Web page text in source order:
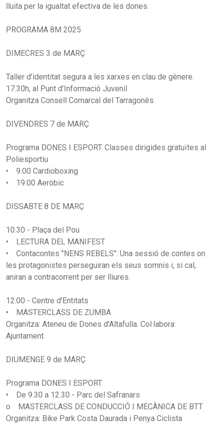
lluita per la igualtat efectiva de les dones.
PROGRAMA 8M 2025
DIMECRES 3 de MARÇ
Taller d'identitat segura a les xarxes en clau de gènere.
17.30h, al Punt d’Informació Juvenil
Organitza Consell Comarcal del Tarragonès
DIVENDRES 7 de MARÇ
Programa DONES I ESPORT. Classes dirigides gratuïtes al
Poliesportiu
• 9.00 Cardioboxing
• 19.00 Aeròbic
DISSABTE 8 DE MARÇ
10.30 - Plaça del Pou
• LECTURA DEL MANIFEST
• Contacontes "NENS REBELS": Una sessió de contes on
les protagonistes perseguiran els seus somnis i, si cal,
aniran a contracorrent per ser lliures.
12.00 - Centre d'Entitats
• MASTERCLASS DE ZUMBA
Organitza: Ateneu de Dones d'Altafulla. Col·labora:
Ajuntament.
DIUMENGE 9 de MARÇ
Programa DONES I ESPORT
• De 9.30 a 12.30 - Parc del Safranars
o MASTERCLASS DE CONDUCCIÓ I MECÀNICA DE BTT
Organitza: Bike Park Costa Daurada i Penya Ciclista